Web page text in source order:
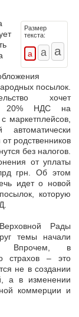
Размер
текста:
посылок.
хочет
20% НДС на
маркетплейсов,
автоматически
родственников
без налогов.
от уплаты
грн.Об этом
идет о новой
которую
Рады
темы начали
Впрочем, в
страхов – это
не в создании
а визменении
коммерции и